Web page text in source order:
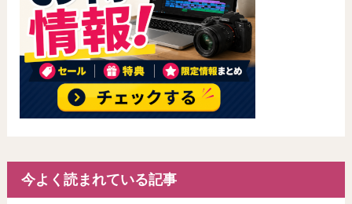
今よく読まれている記事